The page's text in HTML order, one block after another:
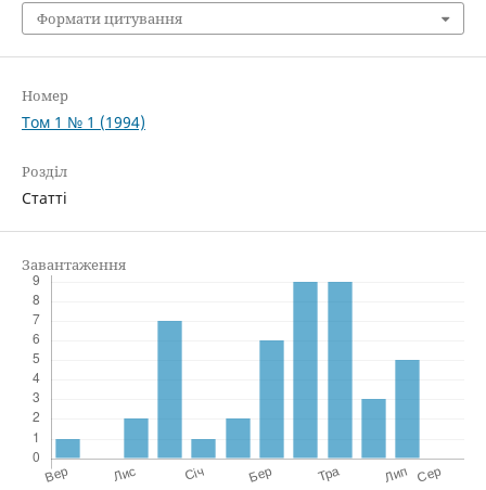
Формати цитування
Номер
Том 1 № 1 (1994)
Розділ
Статті
Завантаження